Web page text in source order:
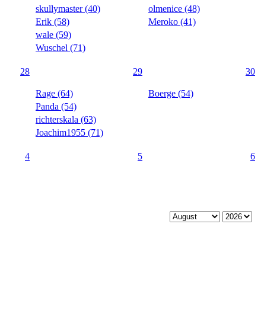
skullymaster (40)
Erik (58)
wale (59)
Wuschel (71)
olmenice (48)
Meroko (41)
28 29
Rage (64)
Panda (54)
richterskala (63)
Joachim1955 (71)
30
Boerge (54)
4 5 6